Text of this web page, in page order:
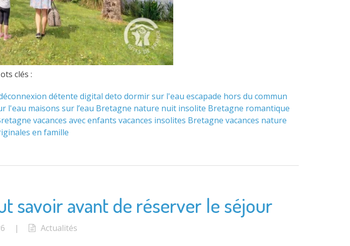
clés :
détente digital deto dormir sur l'eau escapade hors du commun
l'eau maisons sur l’eau Bretagne nature nuit insolite Bretagne romantique
vacances avec enfants vacances insolites Bretagne vacances nature
en famille
savoir avant de réserver le séjour
| Actualités